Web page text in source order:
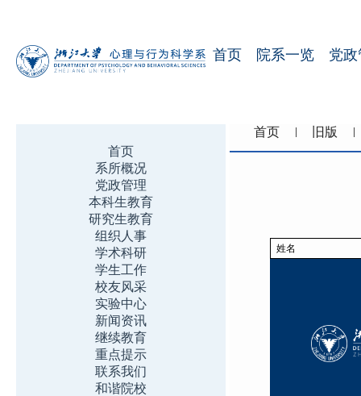
首页 院系一览 党
首页
系所概况
党政管理
本科生教育
研究生教育
组织人事
学术科研
学生工作
校友风采
实验中心
新闻资讯
继续教育
重点提示
联系我们
和谐院校
首页 旧版
姓名